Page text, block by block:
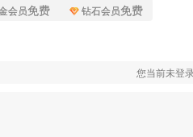
会员免费 钻石会员免费
您当前未登